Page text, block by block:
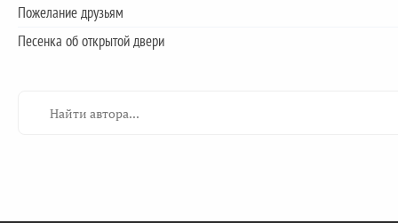
Пожелание друзьям
Песенка об открытой двери